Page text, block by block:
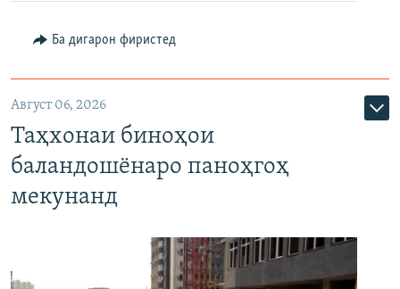
Ба дигарон фиристед
Август 06, 2026
Таҳхонаи биноҳои
баландошёнаро паноҳгоҳ
мекунанд